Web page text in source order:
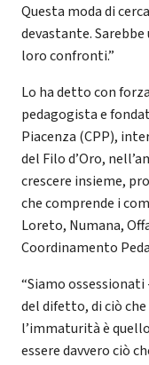
Questa moda di
devastante.
loro confronti.”
Lo ha detto con
pedagogista e
Piacenza (CPP),
del Filo d’Oro,
crescere insieme,
che comprende i
Loreto, Numana,
Coordinamento
“Siamo
del difetto, di ciò
l’immaturità è
essere davvero ciò